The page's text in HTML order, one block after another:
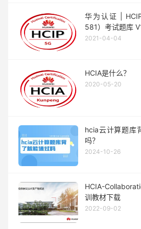
华为认证 |
581）考试题库
2021-04-04
HCIA是什么？
2020-05-20
hcia云计算题库
吗？
2024-10-26
HCIA-
训教材下载
2022-09-02